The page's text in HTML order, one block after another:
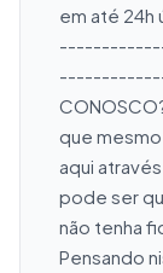
em até 24h
que
aqui
pode ser
não tenha
Pensando